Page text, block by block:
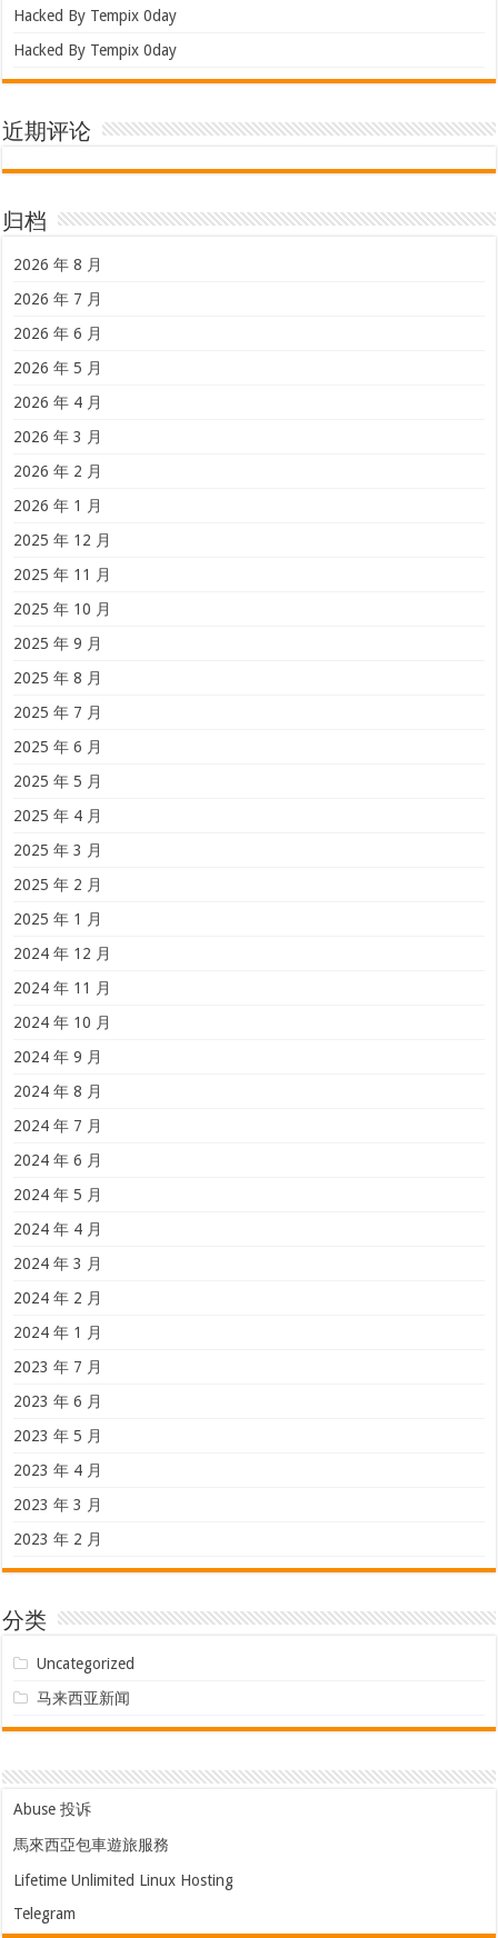
Hacked By Tempix 0day
Hacked By Tempix 0day
近期评论
归档
2026 年 8 月
2026 年 7 月
2026 年 6 月
2026 年 5 月
2026 年 4 月
2026 年 3 月
2026 年 2 月
2026 年 1 月
2025 年 12 月
2025 年 11 月
2025 年 10 月
2025 年 9 月
2025 年 8 月
2025 年 7 月
2025 年 6 月
2025 年 5 月
2025 年 4 月
2025 年 3 月
2025 年 2 月
2025 年 1 月
2024 年 12 月
2024 年 11 月
2024 年 10 月
2024 年 9 月
2024 年 8 月
2024 年 7 月
2024 年 6 月
2024 年 5 月
2024 年 4 月
2024 年 3 月
2024 年 2 月
2024 年 1 月
2023 年 7 月
2023 年 6 月
2023 年 5 月
2023 年 4 月
2023 年 3 月
2023 年 2 月
分类
Uncategorized
马来西亚新闻
Abuse 投诉
馬來西亞包車遊旅服務
Lifetime Unlimited Linux Hosting
Telegram